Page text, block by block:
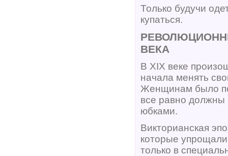
Только будучи
купаться.
ВЕКА
В XIX веке
начала менять
Женщинам было
все равно
юбками.
Викторианская
которые
только в